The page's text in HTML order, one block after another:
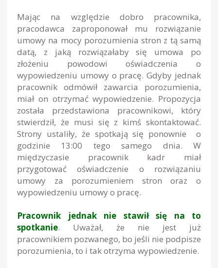
Mając na względzie dobro pracownika,
pracodawca zaproponował mu rozwiązanie
umowy na mocy porozumienia stron z tą samą
datą, z jaką rozwiązałaby się umowa po
złożeniu powodowi oświadczenia o
wypowiedzeniu umowy o pracę. Gdyby jednak
pracownik odmówił zawarcia porozumienia,
miał on otrzymać wypowiedzenie. Propozycja
została przedstawiona pracownikowi, który
stwierdził, że musi się z kimś skontaktować.
Strony ustaliły, że spotkają się ponownie o
godzinie 13:00 tego samego dnia. W
międzyczasie pracownik kadr miał
przygotować oświadczenie o rozwiązaniu
umowy za porozumieniem stron oraz o
wypowiedzeniu umowy o pracę.
Pracownik jednak nie stawił się na to
spotkanie. Uważał, że nie jest już
pracownikiem pozwanego, bo jeśli nie podpisze
porozumienia, to i tak otrzyma wypowiedzenie.